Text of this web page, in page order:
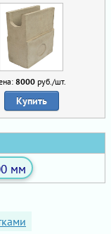
8000 руб./шт.
Купить
мм